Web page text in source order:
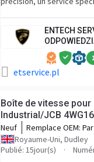
ENTECH
etservice.pl
Boîte de vitesse
Industrial/JCB
Neuf Remplace OEM:
4656054318
403/L5634 Serial
Royaume-Uni, Dudley
Publié: 15jour(s)